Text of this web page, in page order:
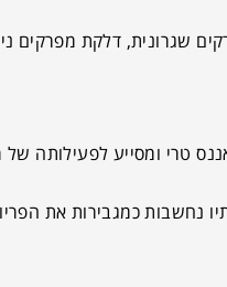
שגרונית, דלקת מפרקים
טרי ומסייע לפעילותה
נחשבות כמגבירות את